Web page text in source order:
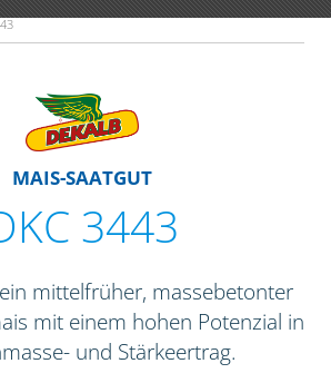
MAIS-SAATGUT
3443
mittelfrüher, massebetonter
mit einem hohen Potenzial in
und Stärkeertrag.